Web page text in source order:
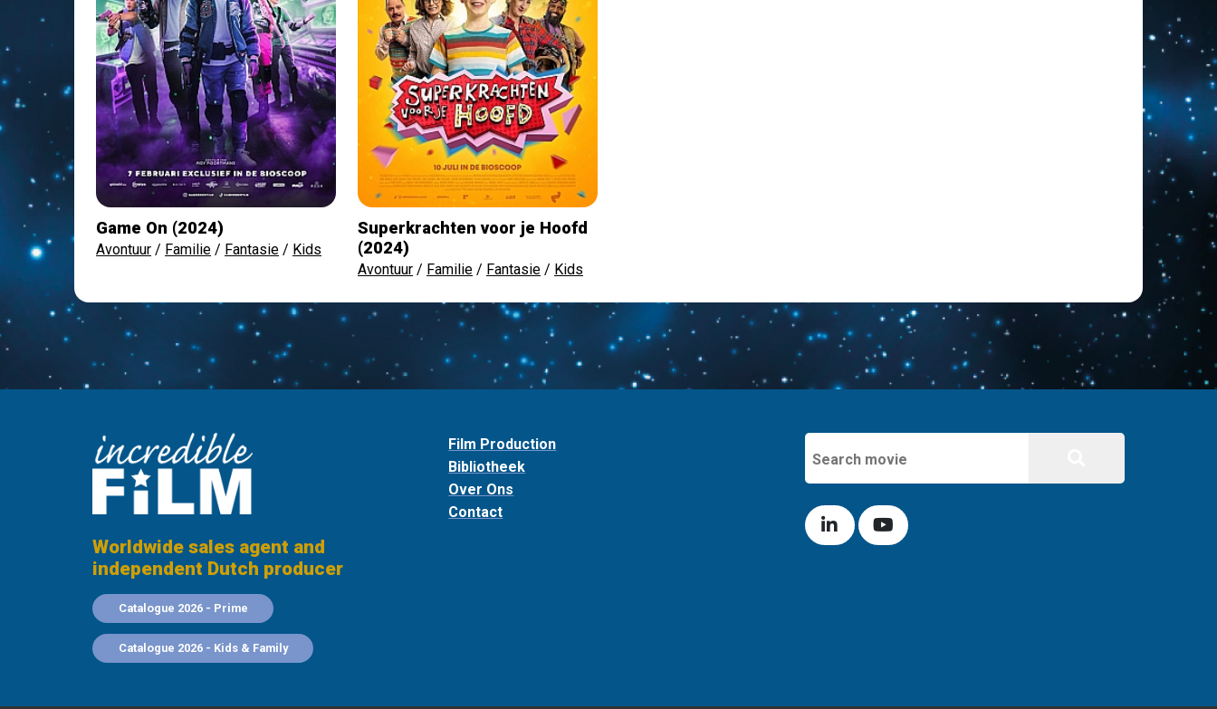
Game On (2024)
Avontuur / Familie / Fantasie / Kids
Superkrachten voor je Hoofd
(2024)
Avontuur / Familie / Fantasie / Kids
Worldwide sales agent and
independent Dutch producer
Catalogue 2026 - Prime
Catalogue 2026 - Kids & Family
Film Production
Bibliotheek
Over Ons
Contact